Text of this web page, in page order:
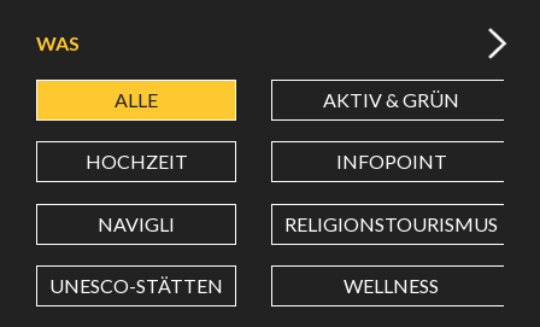
BREITENGRAD
LÄNGENGRAD
Wert in Dezimalgrad. Punkt (.) als Dezimalzeichen
WAS
ALLE AKTIV & GRÜN
HOCHZEIT INFOPOINT
NAVIGLI RELIGIONSTOURISMUS
UNESCO-STÄTTEN WELLNESS